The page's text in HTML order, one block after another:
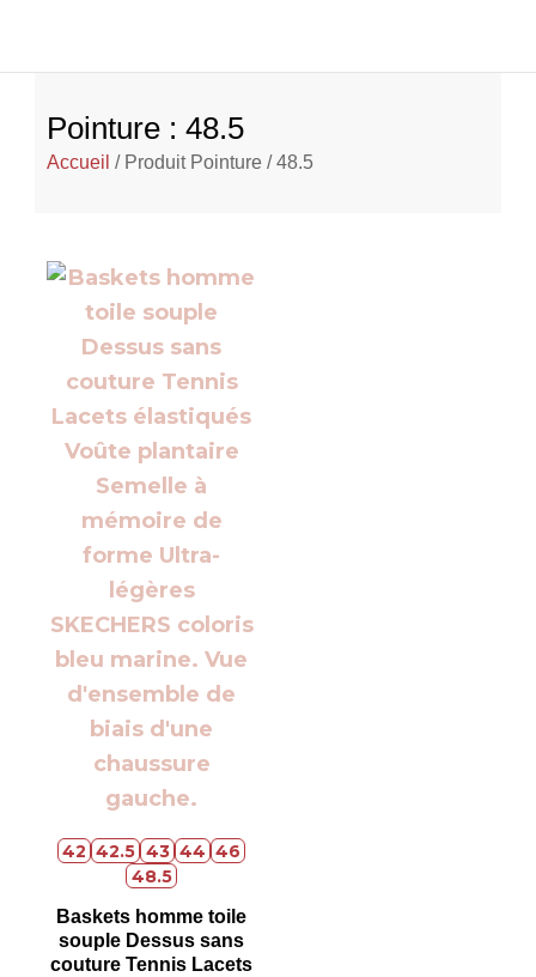
Pointure : 48.5
Accueil / Produit Pointure / 48.5
42 42.5 43 44 46
48.5
Baskets homme toile
souple Dessus sans
couture Tennis Lacets